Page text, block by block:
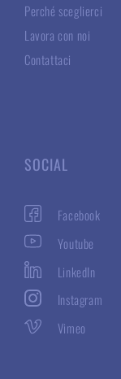
Perché sceglierci
Lavora con noi
Contattaci
SOCIAL
Facebook
Youtube
LinkedIn
Instagram
Vimeo